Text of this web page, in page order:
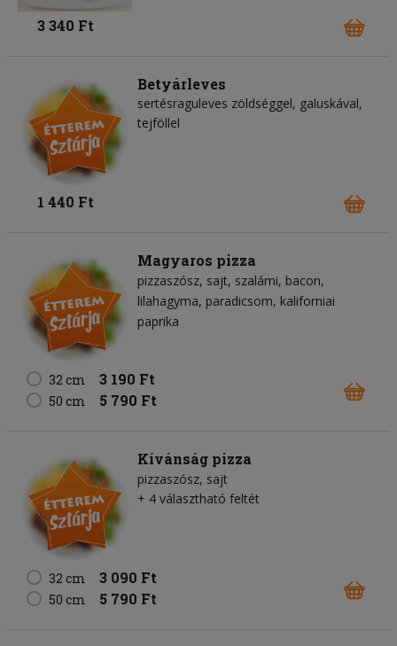
3 340 Ft
Betyárleves
sertésraguleves zöldséggel, galuskával,
tejföllel
1 440 Ft
Magyaros pizza
pizzaszósz sajt szalámi bacon
lilahagyma paradicsom kaliforniai
paprika
32 cm 3 190 Ft
50 cm 5 790 Ft
Kívánság pizza
pizzaszósz sajt
+ 4 választható feltét
32 cm 3 090 Ft
50 cm 5 790 Ft